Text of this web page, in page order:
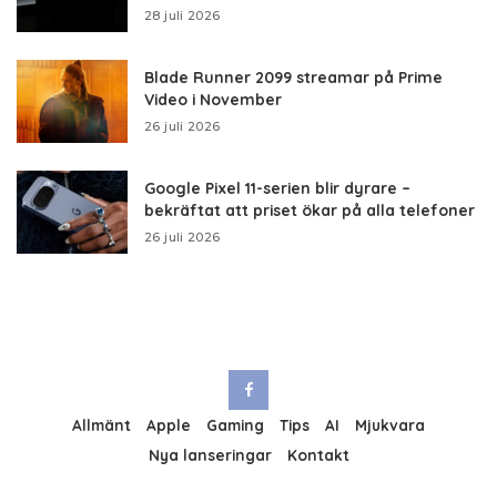
28 juli 2026
Blade Runner 2099 streamar på Prime
Video i November
26 juli 2026
Google Pixel 11-serien blir dyrare –
bekräftat att priset ökar på alla telefoner
26 juli 2026
Allmänt Apple Gaming Tips AI
Mjukvara
Nya lanseringar
Kontakt